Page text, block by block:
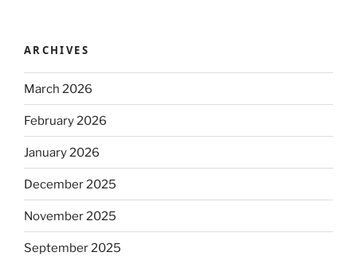
ARCHIVES
March 2026
February 2026
January 2026
December 2025
November 2025
September 2025